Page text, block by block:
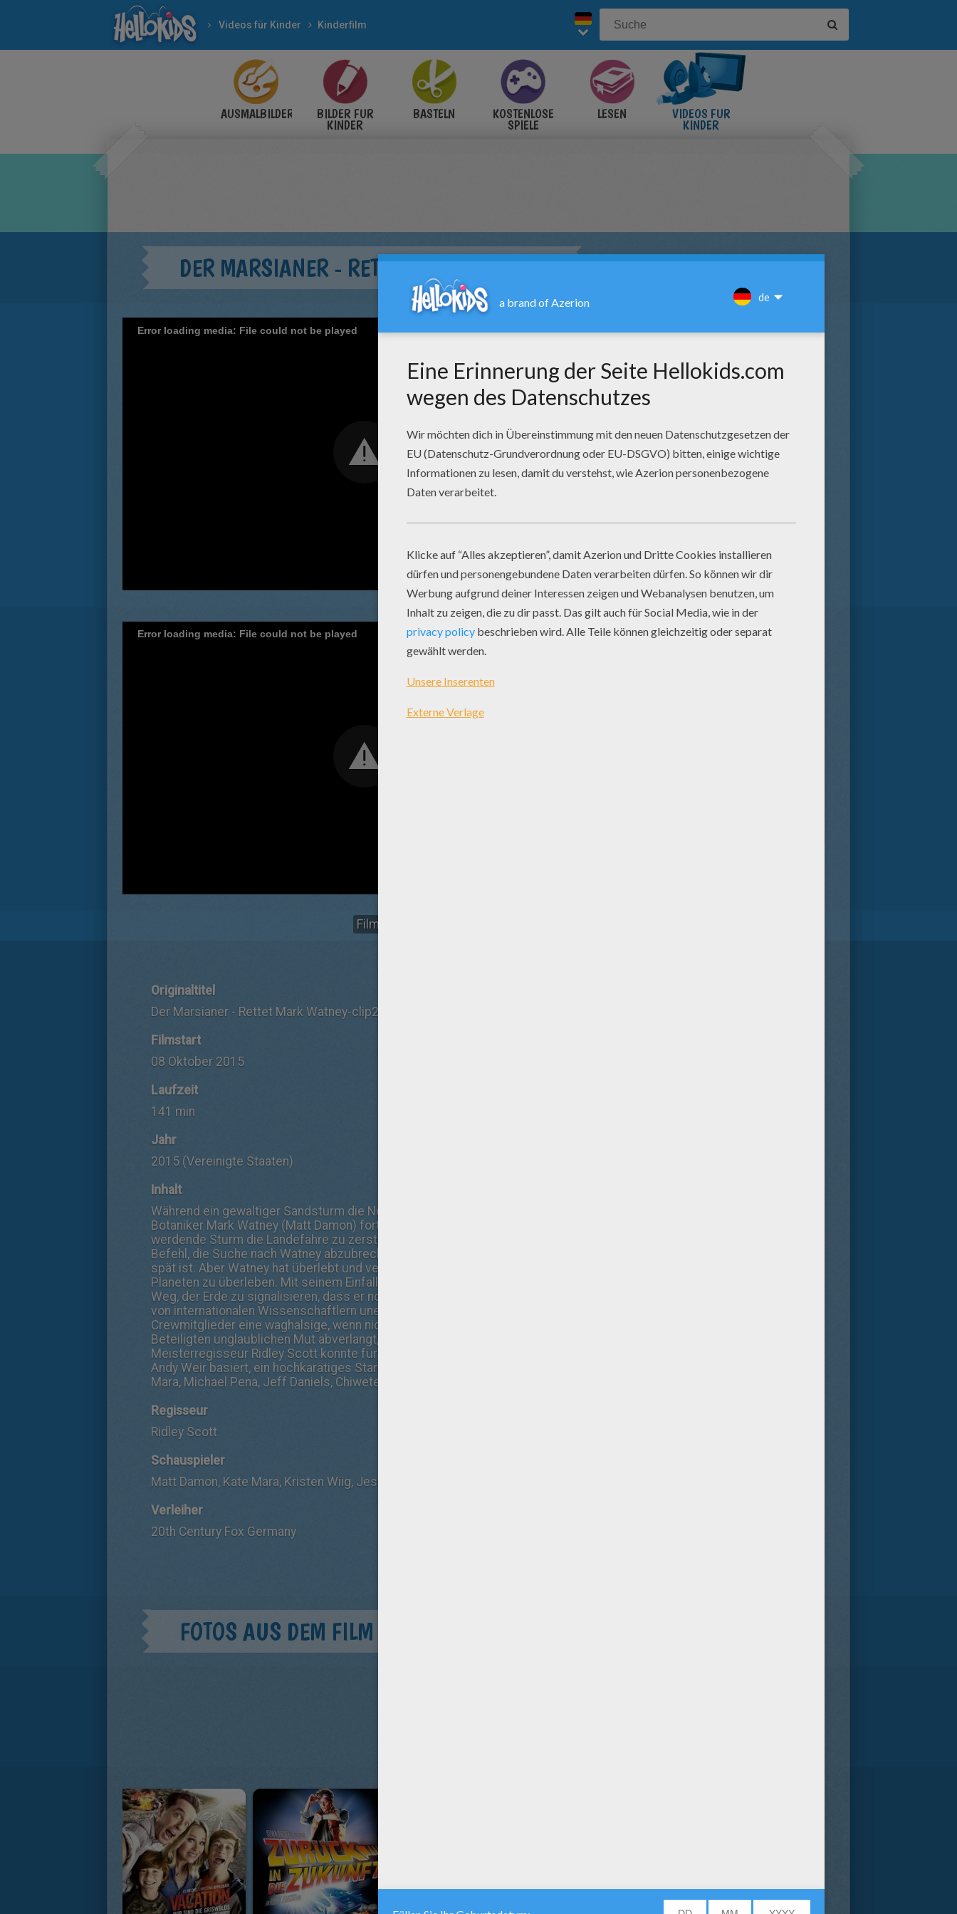
Videos für Kinder Kinderfilm
AUSMALBILDER BILDER FÜR
KINDER
BASTELN KOSTENLOSE
SPIELE
LESEN VIDEOS FÜR
KINDER
DER MARSIANER - RETTET MARK WATNEY
Error loading media: File could not be played
Error loading media: File could not be played
Filmclip "Rover"
Originaltitel
Der Marsianer - Rettet Mark Watney-clip2
Filmstart
08 Oktober 2015
Laufzeit
141 min
Jahr
2015 (Vereinigte Staaten)
Inhalt
Während ein gewaltiger Sandsturm die Notevakuierung der NASA-Basisstation auf dem Mars erfordert, wird der
Botaniker Mark Watney (Matt Damon) fortgerissen und man glaubt, er sei ums Leben gekommen. Da der immer stärker
werdende Sturm die Landefähre zu zerstören droht, gibt Commander Lewis (Jessica Chastain) schweren Herzens den
Befehl, die Suche nach Watney abzubrechen und mit den verbliebenen vier Crewmitglieder zu starten, bevor es zu
spät ist. Aber Watney hat überlebt und versucht nun - vollkommen auf sich allein gestellt - auf dem unwirtlichen
Planeten zu überleben. Mit seinem Einfallsreichtum, Überlebenswillen und dem Wenigen, das er hat, findet er einen
Weg, der Erde zu signalisieren, dass er noch am Leben ist. Millionen Meilen entfernt arbeiten die NASA und ein Team
von internationalen Wissenschaftlern unermüdlich daran, den „Marsianer“ heim zu holen; gleichzeitig planen seine
Crewmitglieder eine waghalsige, wenn nicht gar aussichtslose Rettungsmission. Während dieses Vorhaben allen
Beteiligten unglaublichen Mut abverlangt, rückt die Welt zusammen, um Watneys Rückkehr sicher zu stellen.
Meisterregisseur Ridley Scott konnte für sein neues Action-Abenteuer, das auf dem Bestseller „Der Marsianer“ von
Andy Weir basiert, ein hochkarätiges Starensemble gewinnen, u.a. Matt Damon, Jessica Chastain, Kristen Wiig, Kate
Mara, Michael Pena, Jeff Daniels, Chiwetel Ejiofor und Donald Glover.
Regisseur
Ridley Scott
Schauspieler
Matt Damon, Kate Mara, Kristen Wiig, Jessica Chastain
Verleiher
20th Century Fox Germany
FOTOS AUS DEM FILM